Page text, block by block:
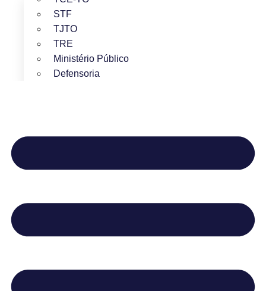
STF
TJTO
TRE
Ministério Público
Defensoria